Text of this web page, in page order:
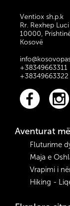
Ventiox sh.p.k
Rr. Rexhep
10000,
Kosovë
+38349663311
+38349663322
Aventurat
Fluturime
Maja e
Vrapimi i
Hiking -